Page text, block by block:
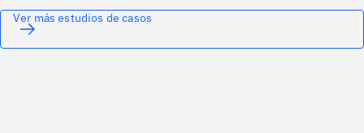
Ver más estudios de casos